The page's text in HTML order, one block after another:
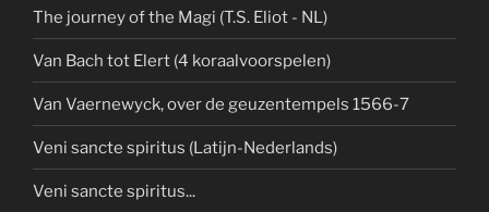
The journey of the Magi (T.S. Eliot - NL)
Van Bach tot Elert (4 koraalvoorspelen)
Van Vaernewyck, over de geuzentempels 1566-7
Veni sancte spiritus (Latijn-Nederlands)
Veni sancte spiritus...